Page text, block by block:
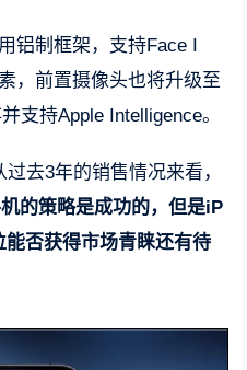
铝制框架，支持Face I
，前置摄像头也将升级至
支持Apple Intelligence。
去3年的销售情况来看，
的策略是成功的，但是iP
否获得市场青睐还有待